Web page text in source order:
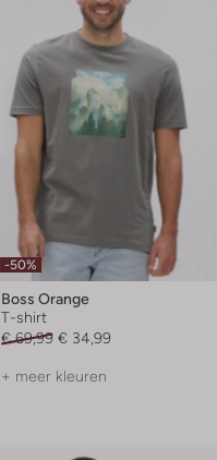
-50%
Boss Orange
T-shirt
€ 69,99 € 34,99
+ meer kleuren